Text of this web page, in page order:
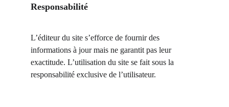
Responsabilité
L’éditeur du site s’efforce de fournir des
informations à jour mais ne garantit pas leur
exactitude. L’utilisation du site se fait sous la
responsabilité exclusive de l’utilisateur.